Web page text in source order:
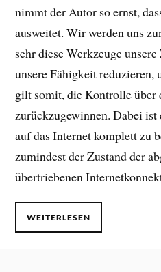
nimmt der Autor so ernst,
ausweitet. Wir werden uns
sehr diese Werkzeuge
unsere Fähigkeit reduzieren,
gilt somit, die Kontrolle über
zurückzugewinnen. Dabei
auf das Internet komplett zu
zumindest der Zustand der
übertriebenen
WEITERLESEN